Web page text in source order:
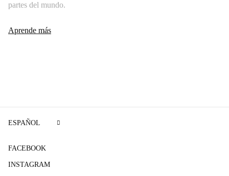
partes del mundo.
Aprende más
FACEBOOK
INSTAGRAM
ESPAÑOL